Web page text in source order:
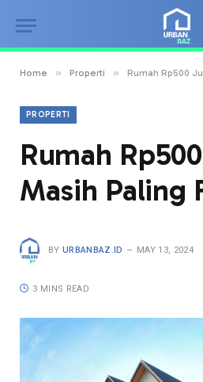
Home » Properti » Rumah Rp500
PROPERTI
Rumah
Masih Paling
BY URBANBAZ.ID MAY 13, 2024
3 MINS READ